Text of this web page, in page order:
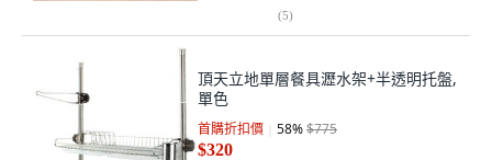
(5)
頂天立地單層餐具瀝水架+半透明托盤,
單色
首購折扣價 58%$775
$320